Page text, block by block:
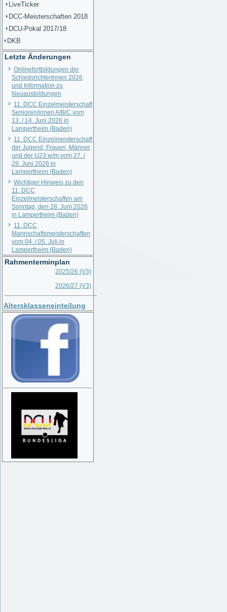
LiveTicker
DCC-Meisterschaften 2018
DCU-Pokal 2017/18
DKB
Letzte Änderungen
Onlinefortbildungen der
SchiedsrichterInnen 2026
und Information zu
Neuausbildungen
11. DCC Einzelmeisterschaft
Senioren/innen A/B/C vom
13. / 14. Juni 2026 in
Lampertheim (Baden)
11. DCC Einzelmeisterschaft
der Jugend, Frauen, Männer
und der U23 w/m vom 27. /
28. Juni 2026 in
Lampertheim (Baden)
Wichtiger Hinweis zu den
11. DCC
Einzelmeisterschaften am
Sonntag, den 28. Juni 2026
in Lampertheim (Baden)
11. DCC
Mannschaftsmeisterschaften
vom 04. / 05. Juli in
Lampertheim (Baden)
Rahmenterminplan
2025/26 (V3)
2026/27 (V3)
Altersklasseneinteilung